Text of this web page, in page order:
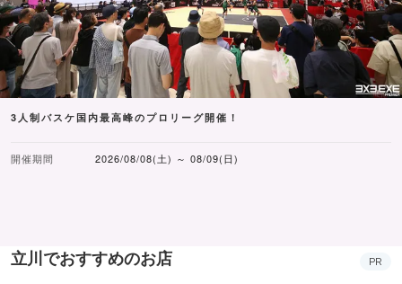
3人制バスケ国内最高峰のプロリーグ開催！
開催期間 2026/08/08(土) ～ 08/09(日)
立川でおすすめのお店 PR